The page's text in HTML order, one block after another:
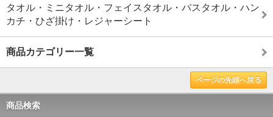
タオル・ミニタオル・フェイスタオル・バスタオル・ハン
カチ・ひざ掛け・レジャーシート
商品カテゴリー一覧
ページの先頭へ戻る
商品検索